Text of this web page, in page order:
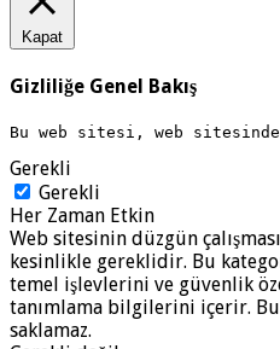
Kapat
Gizliliğe Genel Bakış
Bu web sitesi, web
Gerekli
Gerekli
Her Zaman Etkin
Web sitesinin düzgün
kesinlikle gereklidir. Bu
temel işlevlerini ve güvenlik
tanımlama bilgilerini içerir.
saklamaz.